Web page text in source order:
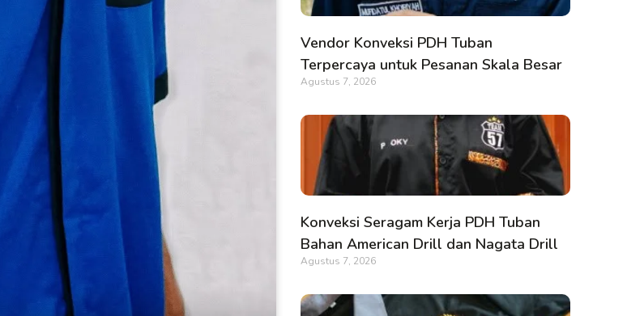
Vendor Konveksi PDH Tuban
Terpercaya untuk Pesanan Skala Besar
Agustus 7, 2026
Konveksi Seragam Kerja PDH Tuban
Bahan American Drill dan Nagata Drill
Agustus 7, 2026